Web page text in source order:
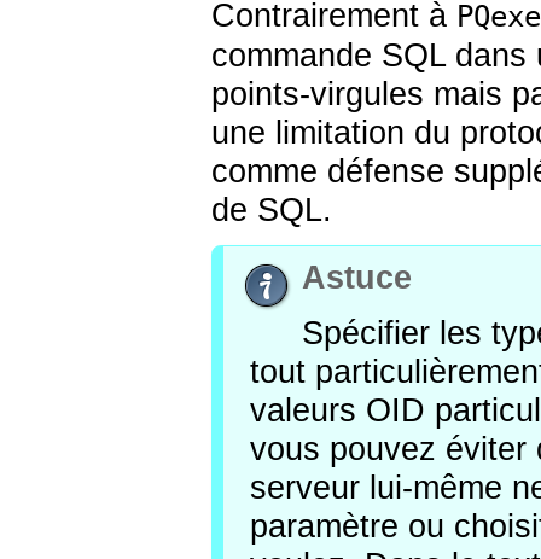
Contrairement à
commande SQL
points-virgules mais
une limitation du
comme défense
de SQL.
Astuce
Spécifier les
tout
valeurs OID
vous pouvez éviter
serveur lui-même
paramètre ou